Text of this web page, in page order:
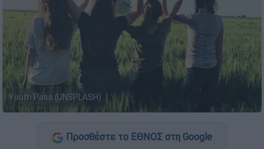
Youth Pass (UNSPLASH)
Προσθέστε το ΕΘΝΟΣ στη Google